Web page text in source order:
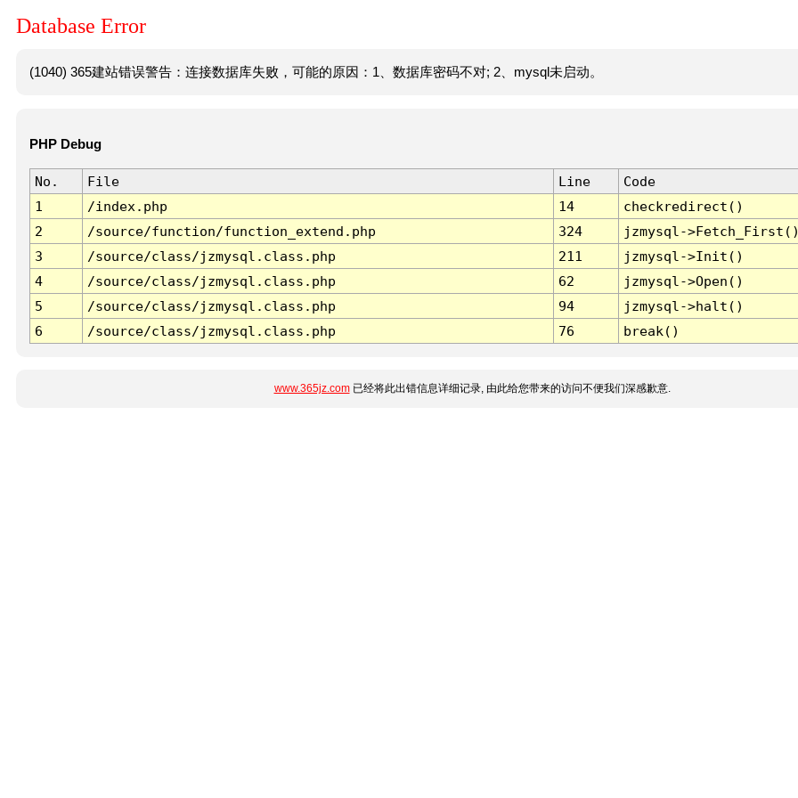
Database Error
(1040) 365建站错误警告：连接数据库失败，可能的原因：1、数据库密码不对; 2、mysql未启动。
PHP Debug
No. File Line
Code
1
/index.php 14
checkredirect()
2
/source/function/function_extend.php 324
jzmysql-
3
/source/class/jzmysql.class.php 211
jzmysql->Init()
4
/source/class/jzmysql.class.php 62
jzmysql->Open()
5
/source/class/jzmysql.class.php 94
jzmysql->halt()
6
/source/class/jzmysql.class.php 76 break()
www.365jz.com已经将此出错信息详细记录, 由此给您带来的访问不便我们深感歉意.